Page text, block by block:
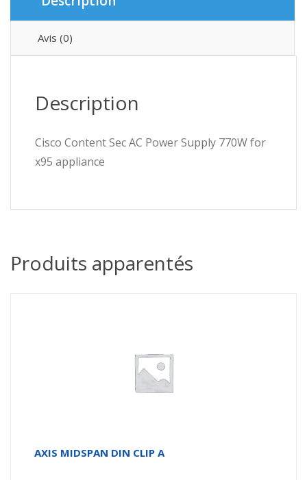
Avis (0)
Description
Cisco Content Sec AC Power Supply 770W for
x95 appliance
Produits apparentés
AXIS MIDSPAN DIN CLIP A